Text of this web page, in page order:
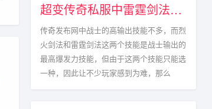
超变传奇私服中雷霆剑法真的不能与烈火剑法相比?
传奇发布网中战士的高输出技能不多，而烈
火剑法和雷霆剑法这两个技能是战士输出的
最高爆发力技能，但由于这两个技能只能选
一种，因此让不少玩家感到为难，那么